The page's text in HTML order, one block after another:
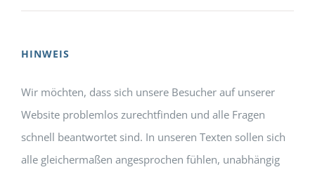
HINWEIS
Wir möchten, dass sich unsere Besucher auf unserer
Website problemlos zurechtfinden und alle Fragen
schnell beantwortet sind. In unseren Texten sollen sich
alle gleichermaßen angesprochen fühlen, unabhängig